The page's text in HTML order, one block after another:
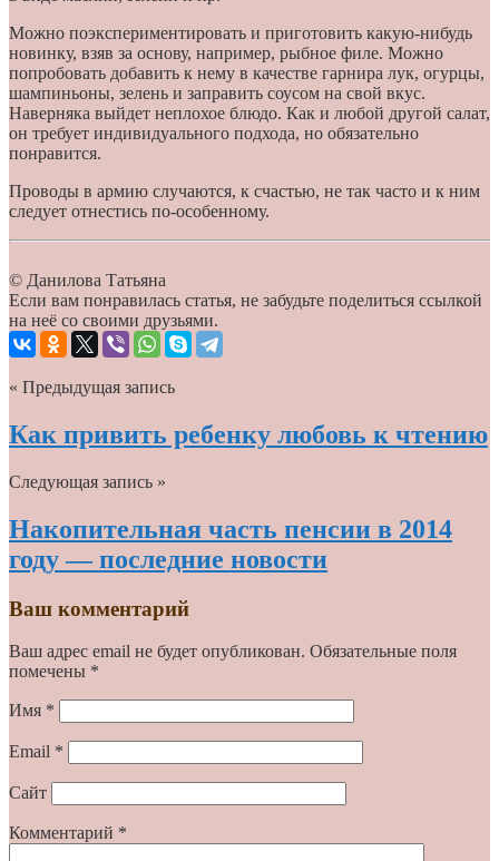
Можно поэкспериментировать и приготовить какую-нибудь
новинку, взяв за основу, например, рыбное филе. Можно
попробовать добавить к нему в качестве гарнира лук, огурцы,
шампиньоны, зелень и заправить соусом на свой вкус.
Наверняка выйдет неплохое блюдо. Как и любой другой салат,
он требует индивидуального подхода, но обязательно
понравится.
Проводы в армию случаются, к счастью, не так часто и к ним
следует отнестись по-особенному.
© Данилова Татьяна
Если вам понравилась статья, не забудьте поделиться ссылкой
на неё со своими друзьями.
« Предыдущая запись
Как привить ребенку любовь к чтению
Следующая запись »
Накопительная часть пенсии в 2014
году — последние новости
Ваш комментарий
Ваш адрес email не будет опубликован. Обязательные поля
помечены *
Имя *
Email *
Сайт
Комментарий *